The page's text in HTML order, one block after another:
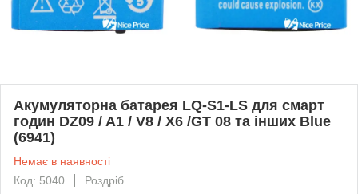
Акумуляторна батарея LQ-S1-LS для смарт
годин DZ09 / A1 / V8 / X6 /GT 08 та інших Blue
(6941)
Немає в наявності
Код: 5040
Роздріб